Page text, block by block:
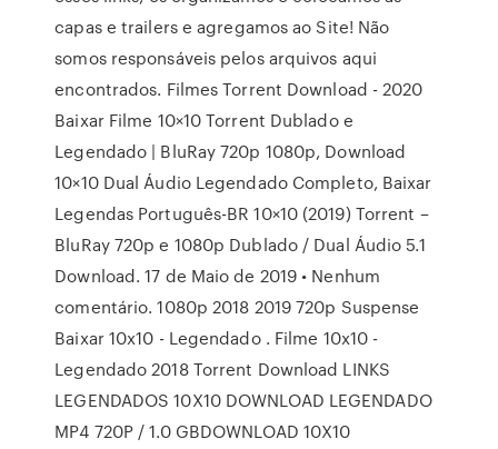
capas e trailers e agregamos ao Site! Não
somos responsáveis pelos arquivos aqui
encontrados. Filmes Torrent Download - 2020
Baixar Filme 10×10 Torrent Dublado e
Legendado | BluRay 720p 1080p, Download
10×10 Dual Áudio Legendado Completo, Baixar
Legendas Português-BR 10×10 (2019) Torrent –
BluRay 720p e 1080p Dublado / Dual Áudio 5.1
Download. 17 de Maio de 2019 • Nenhum
comentário. 1080p 2018 2019 720p Suspense
Baixar 10x10 - Legendado . Filme 10x10 -
Legendado 2018 Torrent Download LINKS
LEGENDADOS 10X10 DOWNLOAD LEGENDADO
MP4 720P / 1.0 GBDOWNLOAD 10X10